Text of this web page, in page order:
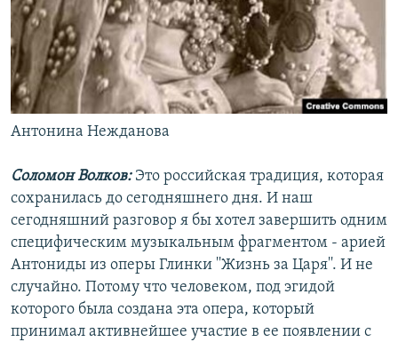
Антонина Нежданова
Соломон Волков:Это российская традиция, которая
сохранилась до сегодняшнего дня. И наш
сегодняшний разговор я бы хотел завершить одним
специфическим музыкальным фрагментом - арией
Антониды из оперы Глинки ''Жизнь за Царя''. И не
случайно. Потому что человеком, под эгидой
которого была создана эта опера, который
принимал активнейшее участие в ее появлении с